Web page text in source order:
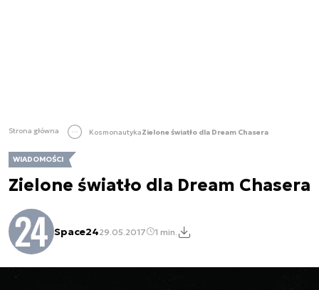
Strona główna KosmonautykaZielone światło dla Dream Chasera
WIADOMOŚCI
Zielone światło dla Dream Chasera
Space2429.05.2017 1 min.